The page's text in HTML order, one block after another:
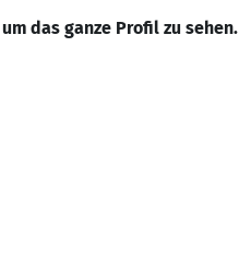
das ganze Profil zu sehen.